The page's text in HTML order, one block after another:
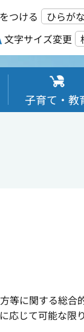
つける ひらがな
文字サイズ変更
子育て・教
に関する総
じて可能な限